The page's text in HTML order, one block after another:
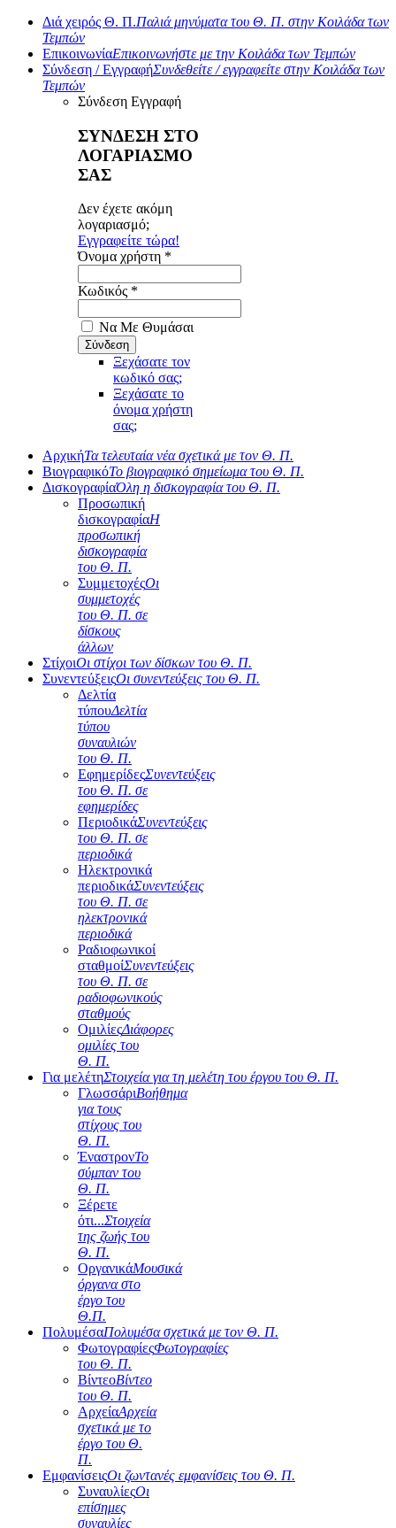
Διά χειρός Θ. Π.Παλιά μηνύματα του Θ. Π. στην Κοιλάδα των
Τεμπών
ΕπικοινωνίαΕπικοινωνήστε με την Κοιλάδα των Τεμπών
Σύνδεση / ΕγγραφήΣυνδεθείτε / εγγραφείτε στην Κοιλάδα των
Τεμπών
Σύνδεση Εγγραφή
ΣΥΝΔΕΣΗ ΣΤΟ
ΛΟΓΑΡΙΑΣΜΟ
ΣΑΣ
Δεν έχετε ακόμη
λογαριασμό;
Εγγραφείτε τώρα!
Όνομα χρήστη *
Κωδικός *
Να Με Θυμάσαι
Ξεχάσατε τον
κωδικό σας;
Ξεχάσατε το
όνομα χρήστη
σας;
ΑρχικήΤα τελευταία νέα σχετικά με τον Θ. Π.
ΒιογραφικόΤο βιογραφικό σημείωμα του Θ. Π.
ΔισκογραφίαΌλη η δισκογραφία του Θ. Π.
Προσωπική
δισκογραφίαΗ
προσωπική
δισκογραφία
του Θ. Π.
ΣυμμετοχέςΟι
συμμετοχές
του Θ. Π. σε
δίσκους
άλλων
ΣτίχοιΟι στίχοι των δίσκων του Θ. Π.
ΣυνεντεύξειςΟι συνεντεύξεις του Θ. Π.
Δελτία
τύπουΔελτία
τύπου
συναυλιών
του Θ. Π.
ΕφημερίδεςΣυνεντεύξεις
του Θ. Π. σε
εφημερίδες
ΠεριοδικάΣυνεντεύξεις
του Θ. Π. σε
περιοδικά
Ηλεκτρονικά
περιοδικάΣυνεντεύξεις
του Θ. Π. σε
ηλεκτρονικά
περιοδικά
Ραδιοφωνικοί
σταθμοίΣυνεντεύξεις
του Θ. Π. σε
ραδιοφωνικούς
σταθμούς
ΟμιλίεςΔιάφορες
ομιλίες του
Θ. Π.
Για μελέτηΣτοιχεία για τη μελέτη του έργου του Θ. Π.
ΓλωσσάριΒοήθημα
για τους
στίχους του
Θ. Π.
ΈναστρονΤο
σύμπαν του
Θ. Π.
Ξέρετε
ότι...Στοιχεία
της ζωής του
Θ. Π.
ΟργανικάΜουσικά
όργανα στο
έργο του
Θ.Π.
ΠολυμέσαΠολυμέσα σχετικά με τον Θ. Π.
ΦωτογραφίεςΦωτογραφίες
του Θ. Π.
ΒίντεοΒίντεο
του Θ. Π.
ΑρχείαΑρχεία
σχετικά με το
έργο του Θ.
Π.
ΕμφανίσειςΟι ζωντανές εμφανίσεις του Θ. Π.
ΣυναυλίεςΟι
επίσημες
συναυλίες